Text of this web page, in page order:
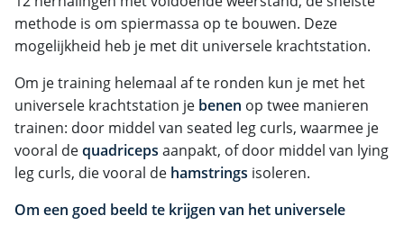
methode is om spiermassa op te bouwen. Deze
mogelijkheid heb je met dit universele krachtstation.
Om je training helemaal af te ronden kun je met het
universele krachtstation je benen op twee manieren
trainen: door middel van seated leg curls, waarmee je
vooral dequadriceps aanpakt, of door middel van lying
leg curls, die vooral de hamstrings isoleren.
Om een goed beeld te krijgen van het universele